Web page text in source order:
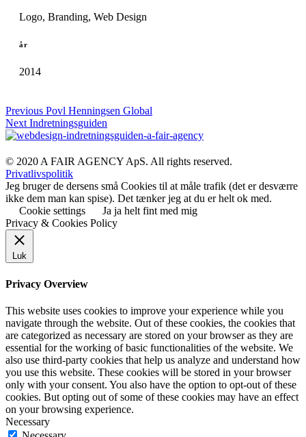
Logo, Branding, Web Design
år
2014
Previous Povl Henningsen Global
Next Indretningsguiden
© 2020 A FAIR AGENCY ApS. All rights reserved.
Privatlivspolitik
Jeg bruger de dersens små Cookies til at måle trafik (det er desværre
ikke dem man kan spise). Det tænker jeg at du er helt ok med.
Cookie settings
Ja ja helt fint med mig
Privacy & Cookies Policy
Luk
Privacy Overview
This website uses cookies to improve your experience while you
navigate through the website. Out of these cookies, the cookies that
are categorized as necessary are stored on your browser as they are
essential for the working of basic functionalities of the website. We
also use third-party cookies that help us analyze and understand how
you use this website. These cookies will be stored in your browser
only with your consent. You also have the option to opt-out of these
cookies. But opting out of some of these cookies may have an effect
on your browsing experience.
Necessary